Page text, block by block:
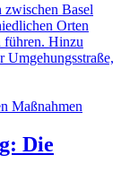
zwischen Basel
Orten
führen. Hinzu
Umgehungsstraße,
Die